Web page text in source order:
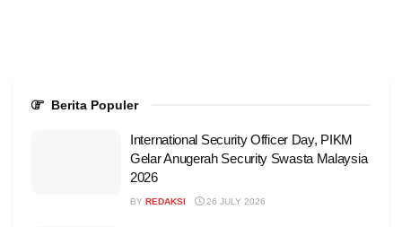
Berita Populer
International Security Officer Day, PIKM
Gelar Anugerah Security Swasta Malaysia
2026
BY REDAKSI 26 JULY 2026